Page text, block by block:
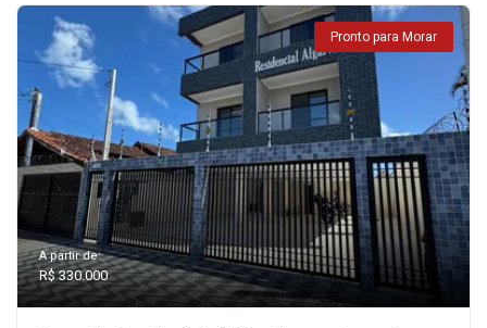
Pronto para Morar
A partir de:
R$ 330.000